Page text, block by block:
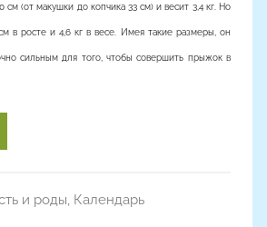
(от макушки до копчика 33 см) и весит 3,4 кг. Но
в росте и 4,6 кг в весе. Имея такие размеры, он
сильным для того, чтобы совершить прыжок в
и роды Календарь